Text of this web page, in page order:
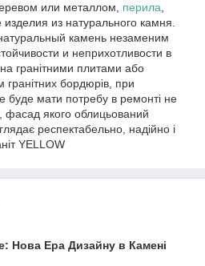
или металлом, перила
из натурального камня.
камень незаменим
и неприхотливости в
гранітними плитами або
гранітних бордюрів, при
буде мати потребу в ремонті не
фасад якого облицьований
респектабельно, надійно і
YELLOW
Нова Ера Дизайну в Камені